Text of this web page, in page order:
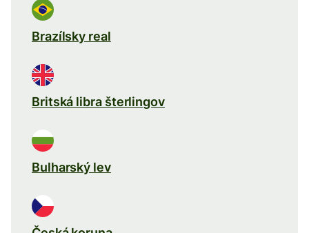
Brazílsky real
Britská libra šterlingov
Bulharský lev